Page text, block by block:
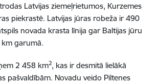
Latvijas ziemeļrietumos, Kurzemes
piekrastē. Latvijas jūras robeža ir 490
novada krasta līnija gar Baltijas jūru
garumā.
2 458 km2, kas ir desmitā lielākā
pašvaldībām. Novadu veido Piltenes